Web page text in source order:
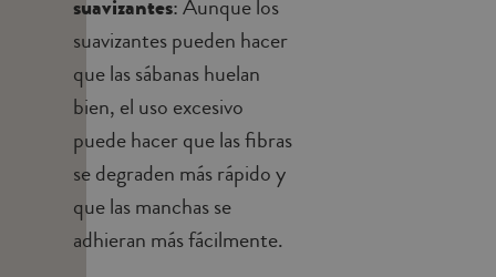
suavizantes: Aunque los
suavizantes pueden hacer
que las sábanas huelan
bien, el uso excesivo
puede hacer que las fibras
se degraden más rápido y
que las manchas se
adhieran más fácilmente.